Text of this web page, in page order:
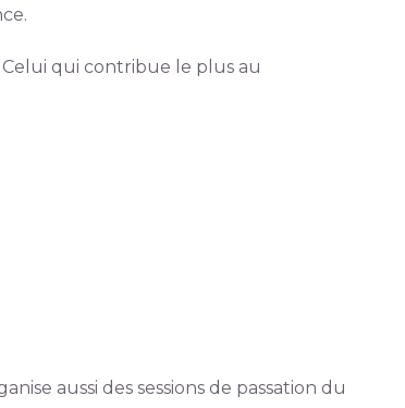
qui contribue le plus au
aussi des sessions de passation du